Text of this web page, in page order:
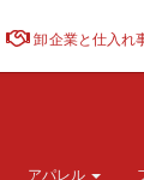
卸企業と仕入れ
アパレル